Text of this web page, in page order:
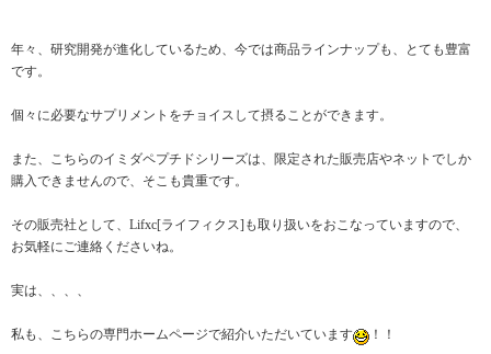
年々、研究開発が進化しているため、今では商品ラインナップも、とても豊富
です。
個々に必要なサプリメントをチョイスして摂ることができます。
また、こちらのイミダペプチドシリーズは、限定された販売店やネットでしか
購入できませんので、そこも貴重です。
その販売社として、Lifxc[ライフィクス]も取り扱いをおこなっていますので、
お気軽にご連絡くださいね。
実は、、、、
私も、こちらの専門ホームページで紹介いただいています ！！